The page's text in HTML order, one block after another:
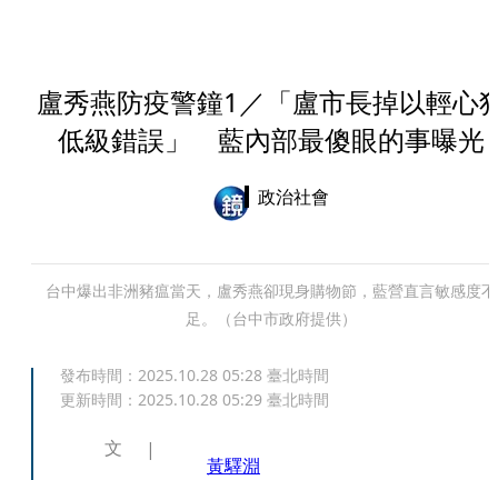
盧秀燕防疫警鐘1／「盧市長掉以輕心
低級錯誤」 藍內部最傻眼的事曝光
政治社會
台中爆出非洲豬瘟當天，盧秀燕卻現身購物節，藍營直言敏感度不
足。（台中市政府提供）
發布時間： 2025.10.28 05:28 臺北時間
更新時間： 2025.10.28 05:29 臺北時間
文
黃驛淵